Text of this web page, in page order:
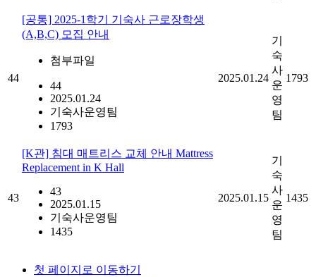
44
[공통] 2025-1학기 기숙사 근로장학생
(A,B,C) 모집 안내
첨부파일
44
2025.01.24
기숙사운영팀
1793
2025.01.24
기
숙
사
운
영
팀
1793
43
[K관] 침대 매트리스 교체 안내 Mattress
Replacement in K Hall
43
2025.01.15
기숙사운영팀
1435
2025.01.15
기
숙
사
운
영
팀
1435
첫 페이지로 이동하기